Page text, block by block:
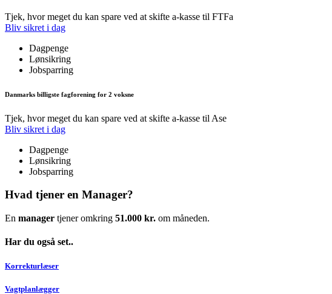
Tjek, hvor meget du kan spare ved at skifte a-kasse til FTFa
Bliv sikret i dag
Dagpenge
Lønsikring
Jobsparring
Danmarks billigste fagforening for 2 voksne
Tjek, hvor meget du kan spare ved at skifte a-kasse til Ase
Bliv sikret i dag
Dagpenge
Lønsikring
Jobsparring
Hvad tjener en Manager?
En manager tjener omkring 51.000 kr. om måneden.
Har du også set..
Korrekturlæser
Vagtplanlægger